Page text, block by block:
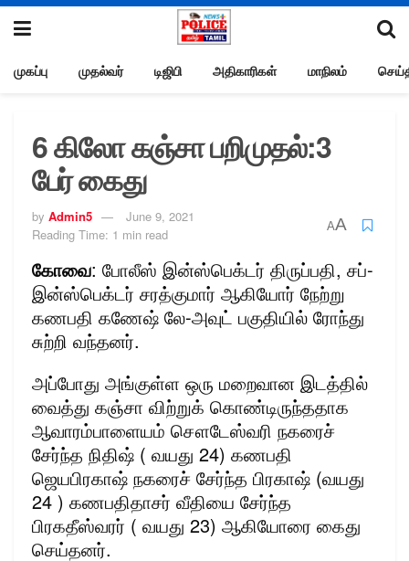
முகப்பு முதல்வர் டிஜிபி அதிகாரிகள் மாநிலம்
6 கிலோ கஞ்சா பறிமுதல்:3
பேர் கைது
by Admin5
June 9, 2021
Reading Time: 1 min read
AA
கோவை: போலீஸ் இன்ஸ்பெக்டர் திருப்பதி, சப்-
இன்ஸ்பெக்டர் சரத்குமார் ஆகியோர் நேற்று
கணபதி கணேஷ் லே-அவுட் பகுதியில் ரோந்து
சுற்றி வந்தனர்.
அப்போது அங்குள்ள ஒரு மறைவான இடத்தில்
வைத்து கஞ்சா விற்றுக் கொண்டிருந்ததாக
ஆவாரம்பாளையம் சௌடேஸ்வரி நகரைச்
சேர்ந்த நிதிஷ் ( வயது 24) கணபதி
ஜெயபிரகாஷ் நகரைச் சேர்ந்த பிரகாஷ் (வயது
24 ) கணபதிதாசர் வீதியை சேர்ந்த
பிரகதீஸ்வரர் ( வயது 23) ஆகியோரை கைது
செய்தனர்.